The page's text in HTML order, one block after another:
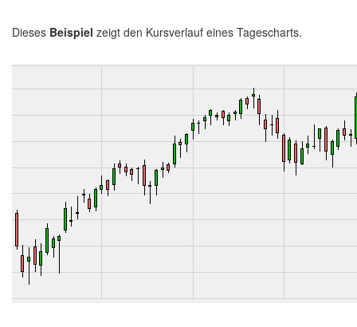
Dieses Beispiel zeigt den Kursverlauf eines Tagescharts.